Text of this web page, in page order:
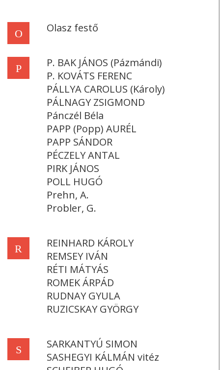
O Olasz festő
P
P. BAK JÁNOS (Pázmándi)
P. KOVÁTS FERENC
PÁLLYA CAROLUS (Károly)
PÁLNAGY ZSIGMOND
Pánczél Béla
PAPP (Popp) AURÉL
PAPP SÁNDOR
PÉCZELY ANTAL
PIRK JÁNOS
POLL HUGÓ
Prehn, A.
Probler, G.
R
REINHARD KÁROLY
REMSEY IVÁN
RÉTI MÁTYÁS
ROMEK ÁRPÁD
RUDNAY GYULA
RUZICSKAY GYÖRGY
S
SARKANTYÚ SIMON
SASHEGYI KÁLMÁN vitéz